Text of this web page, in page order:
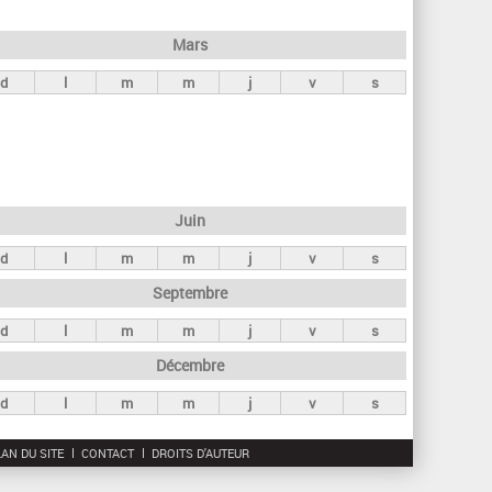
r
c
Mars
d l m m j v s
Juin
d l m m j v s
Septembre
d l m m j v s
Décembre
d l m m j v s
DU SITE CONTACT DROITS D'AUTEUR